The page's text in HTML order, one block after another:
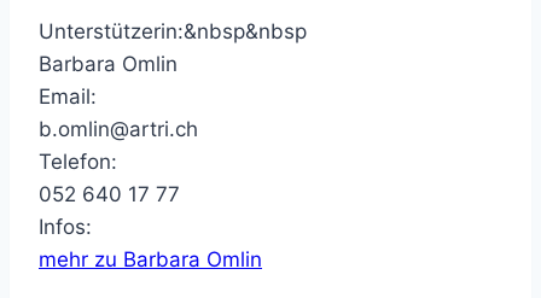
Unterstützerin:&nbsp&nbsp
Barbara Omlin
Email:
b.omlin@artri.ch
Telefon:
052 640 17 77
Infos:
mehr zu Barbara Omlin